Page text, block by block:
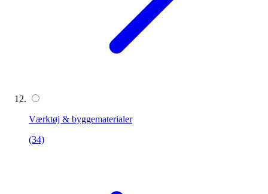
Værktøj & byggematerialer
(34)